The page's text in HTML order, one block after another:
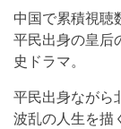
中国で累積視聴
平民出身の皇后
史ドラマ。
平民出身ながら
波乱の人生を描